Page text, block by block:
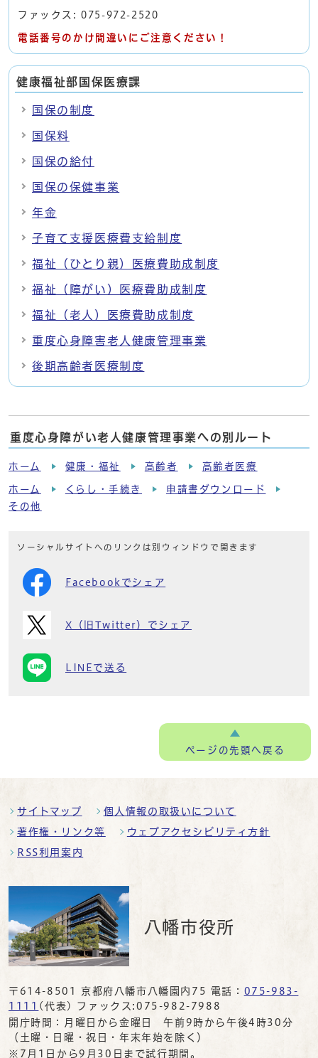
ファックス: 075-972-2520
電話番号のかけ間違いにご注意ください！
健康福祉部国保医療課
国保の制度
国保料
国保の給付
国保の保健事業
年金
子育て支援医療費支給制度
福祉（ひとり親）医療費助成制度
福祉（障がい）医療費助成制度
福祉（老人）医療費助成制度
重度心身障害老人健康管理事業
後期高齢者医療制度
重度心身障がい老人健康管理事業への別ルート
ホーム 健康・福祉 高齢者 高齢者医療
ホーム くらし・手続き
申請書ダウンロード
その他
ソーシャルサイトへのリンクは別ウィンドウで開きます
Facebookでシェア
X（旧Twitter）でシェア
LINEで送る
ページの先頭へ戻る
サイトマップ 個人情報の取扱いについて
著作権・リンク等 ウェブアクセシビリティ方針
RSS利用案内
八幡市役所
〒614-8501 京都府八幡市八幡園内75 電話： 075-983-
1111 (代表) ファックス:075-982-7988
開庁時間：月曜日から金曜日 午前9時から午後4時30分
（土曜・日曜・祝日・年末年始を除く）
※7月1日から9月30日まで試行期間。